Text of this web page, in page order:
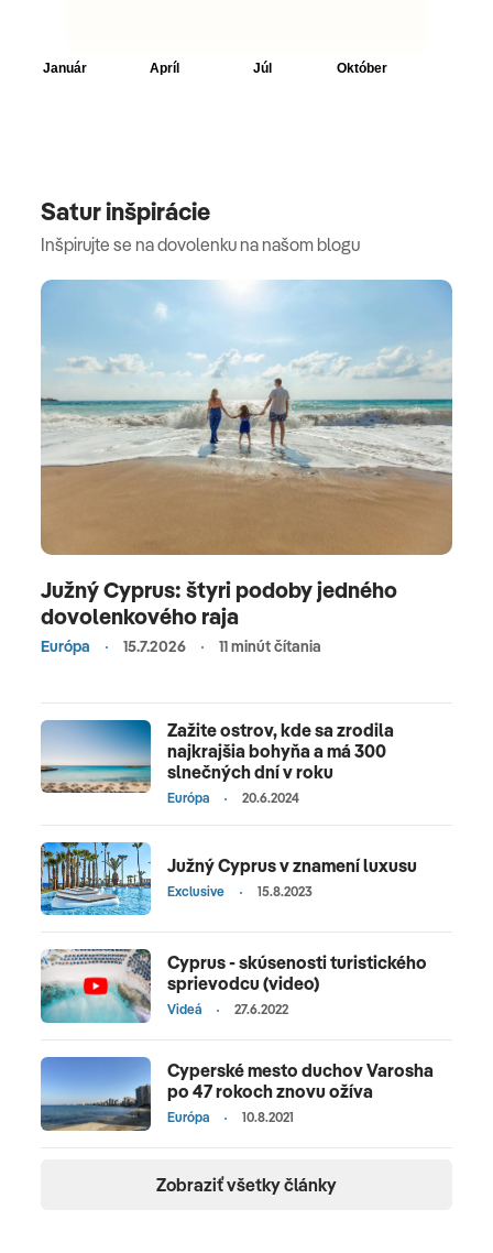
Satur inšpirácie
Inšpirujte se na dovolenku na našom blogu
Južný Cyprus: štyri podoby jedného
dovolenkového raja
Európa 15.7.2026 11 minút čítania
Zažite ostrov, kde sa zrodila
najkrajšia bohyňa a má 300
slnečných dní v roku
Európa 20.6.2024
Južný Cyprus v znamení luxusu
Exclusive 15.8.2023
Cyprus - skúsenosti turistického
sprievodcu (video)
Videá 27.6.2022
Cyperské mesto duchov Varosha
po 47 rokoch znovu ožíva
Európa 10.8.2021
Zobraziť všetky články